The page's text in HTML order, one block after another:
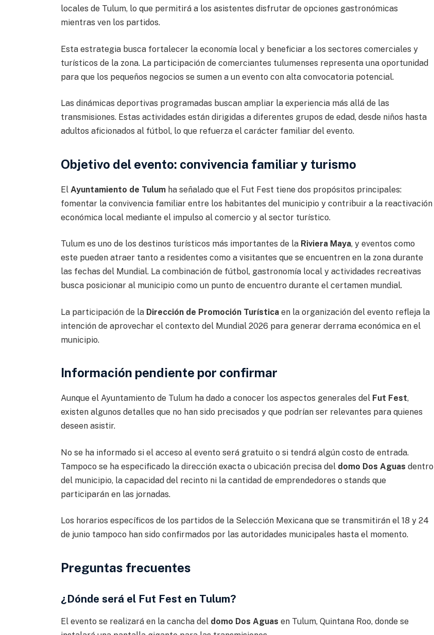
locales de Tulum, lo que permitirá a los asistentes disfrutar de opciones gastronómicas
mientras ven los partidos.
Esta estrategia busca fortalecer la economía local y beneficiar a los sectores comerciales y
turísticos de la zona. La participación de comerciantes tulumenses representa una oportunidad
para que los pequeños negocios se sumen a un evento con alta convocatoria potencial.
Las dinámicas deportivas programadas buscan ampliar la experiencia más allá de las
transmisiones. Estas actividades están dirigidas a diferentes grupos de edad, desde niños hasta
adultos aficionados al fútbol, lo que refuerza el carácter familiar del evento.
Objetivo del evento: convivencia familiar y turismo
El Ayuntamiento de Tulumha señalado que el Fut Fest tiene dos propósitos principales:
fomentar la convivencia familiar entre los habitantes del municipio y contribuir a la reactivación
económica local mediante el impulso al comercio y al sector turístico.
Tulum es uno de los destinos turísticos más importantes de la Riviera Maya, y eventos como
este pueden atraer tanto a residentes como a visitantes que se encuentren en la zona durante
las fechas del Mundial. La combinación de fútbol, gastronomía local y actividades recreativas
busca posicionar al municipio como un punto de encuentro durante el certamen mundial.
La participación de la Dirección de Promoción Turísticaen la organización del evento refleja la
intención de aprovechar el contexto del Mundial 2026 para generar derrama económica en el
municipio.
Información pendiente por confirmar
Aunque el Ayuntamiento de Tulum ha dado a conocer los aspectos generales del Fut Fest,
existen algunos detalles que no han sido precisados y que podrían ser relevantes para quienes
deseen asistir.
No se ha informado si el acceso al evento será gratuito o si tendrá algún costo de entrada.
Tampoco se ha especificado la dirección exacta o ubicación precisa del domo Dos Aguas dentro
del municipio, la capacidad del recinto ni la cantidad de emprendedores o stands que
participarán en las jornadas.
Los horarios específicos de los partidos de la Selección Mexicana que se transmitirán el 18 y 24
de junio tampoco han sido confirmados por las autoridades municipales hasta el momento.
Preguntas frecuentes
¿Dónde será el Fut Fest en Tulum?
El evento se realizará en la cancha del domo Dos Aguas en Tulum, Quintana Roo, donde se